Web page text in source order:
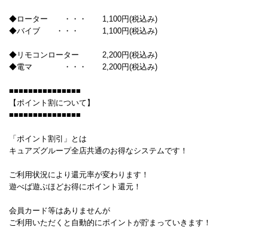
◆ローター ・・・ 1,100円(税込み)
◆バイブ ・・・ 1,100円(税込み)
◆リモコンローター 2,200円(税込み)
◆電マ ・・・ 2,200円(税込み)
■■■■■■■■■■■■■■■
【ポイント割について】
■■■■■■■■■■■■■■■
「ポイント割引」とは
キュアズグループ全店共通のお得なシステムです！
ご利用状況により還元率が変わります！
遊べば遊ぶほどお得にポイント還元！
会員カード等はありませんが
ご利用いただくと自動的にポイントが貯まっていきます！